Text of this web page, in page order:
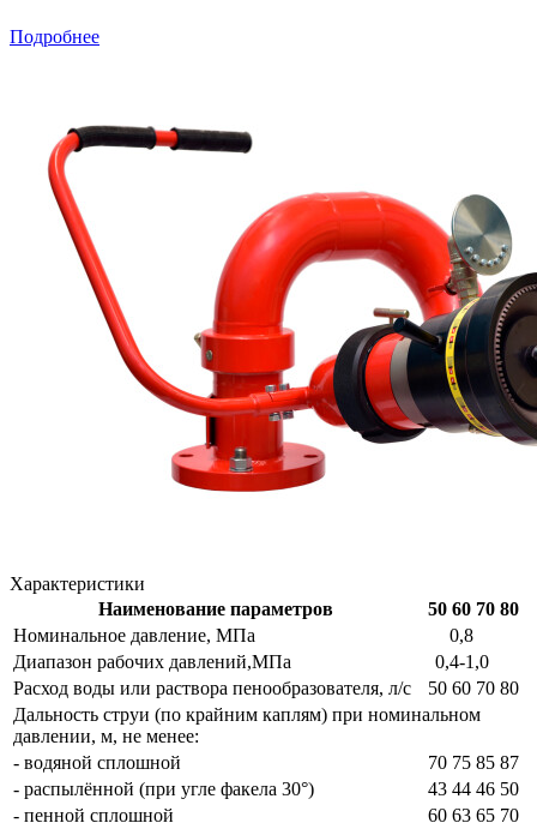
Подробнее
Характеристики
Наименование параметров
50 60 70 80
Номинальное давление, МПа
0,8
Диапазон рабочих давлений,МПа
0,4-1,0
Расход воды или раствора пенообразователя, л/с
50 60 70 80
Дальность струи (по крайним каплям) при номинальном
давлении, м, не менее:
- водяной сплошной
70 75 85 87
- распылённой (при угле факела 30°)
43 44 46 50
- пенной сплошной
60 63 65 70